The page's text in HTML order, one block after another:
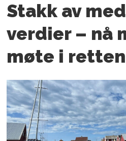
Stakk av
verdier – nå
møte i retten